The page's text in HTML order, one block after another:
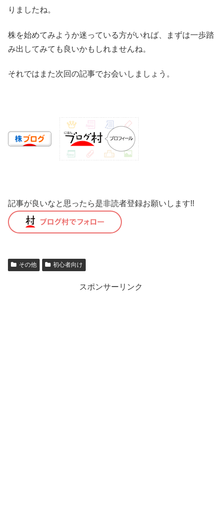
りましたね。
株を始めてみようか迷っている方がいれば、まずは一歩踏
み出してみても良いかもしれませんね。
それではまた次回の記事でお会いしましょう。
記事が良いなと思ったら是非読者登録お願いします!!
その他 初心者向け
スポンサーリンク